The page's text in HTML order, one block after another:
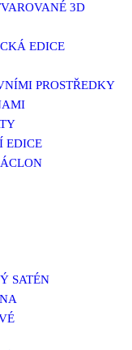
3D
EDICE
PROSTŘEDKY
EDICE
SATÉN